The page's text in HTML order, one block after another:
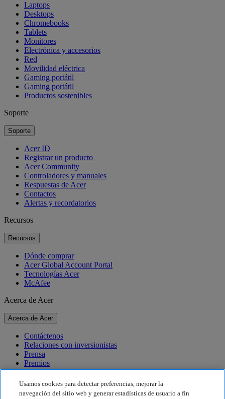
Laptops
Desktops
Chromebooks
Tablets
Monitores
Electrónica y accesorios
Red
Movilidad eléctrica
Gaming portátil
Gaming portátil
Productos sostenibles
Soporte
Soporte
Acer ID
Registrar un producto
Acer Community
Controladores y manuales
Respuestas de Acer
Contactos
Alertas y recordatorios
Recursos
Recursos
Dónde comprar
Acer Global Account Portal
Tecnologías Acer
McAfee
Acerca de Acer
Acerca de Acer
Contáctenos
Relaciones con inversionistas
Prensa
Premios
Eventos
Sostenibilidad
Usamos cookies para detectar preferencias, mejorar la
navegación del sitio web y generar estadísticas de usuario a fin